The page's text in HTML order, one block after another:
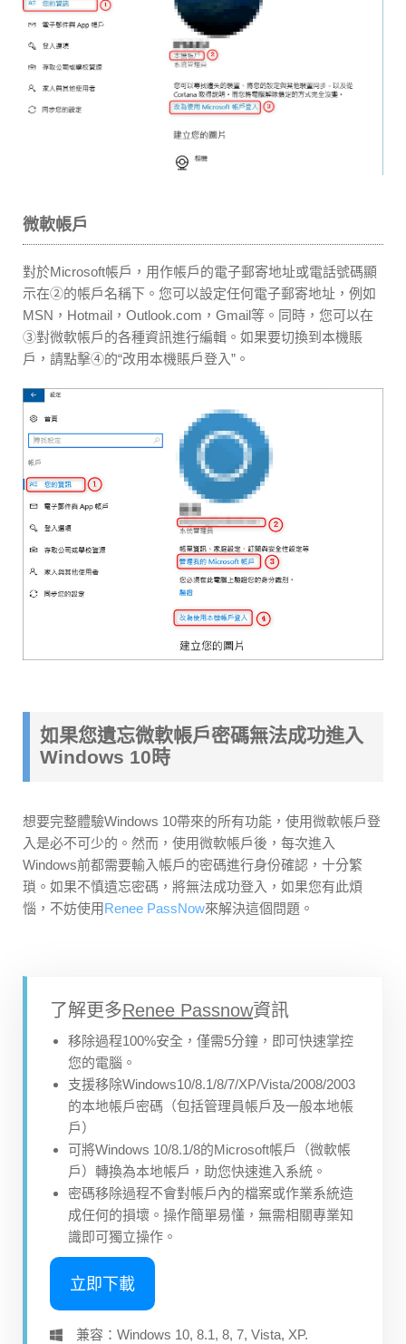
微軟帳戶
對於Microsoft帳戶，用作帳戶的電子郵寄地址或電話號碼顯
示在②的帳戶名稱下。您可以設定任何電子郵寄地址，例如
MSN，Hotmail，Outlook.com，Gmail等。同時，您可以在
③對微軟帳戶的各種資訊進行編輯。如果要切換到本機賬
戶，請點擊④的“改用本機賬戶登入”。
如果您遺忘微軟帳戶密碼無法成功進入
Windows 10時
想要完整體驗Windows 10帶來的所有功能，使用微軟帳戶登
入是必不可少的。然而，使用微軟帳戶後，每次進入
Windows前都需要輸入帳戶的密碼進行身份確認，十分繁
瑣。如果不慎遺忘密碼，將無法成功登入，如果您有此煩
惱，不妨使用Renee PassNow來解決這個問題。
了解更多Renee Passnow資訊
移除過程100%安全，僅需5分鐘，即可快速掌控
您的電腦。
支援移除Windows10/8.1/8/7/XP/Vista/2008/2003
的本地帳戶密碼（包括管理員帳戶及一般本地帳
戶）
可將Windows 10/8.1/8的Microsoft帳戶（微軟帳
戶）轉換為本地帳戶，助您快速進入系統。
密碼移除過程不會對帳戶內的檔案或作業系統造
成任何的損壞。操作簡單易懂，無需相關專業知
識即可獨立操作。
立即下載
兼容：Windows 10, 8.1, 8, 7, Vista, XP.